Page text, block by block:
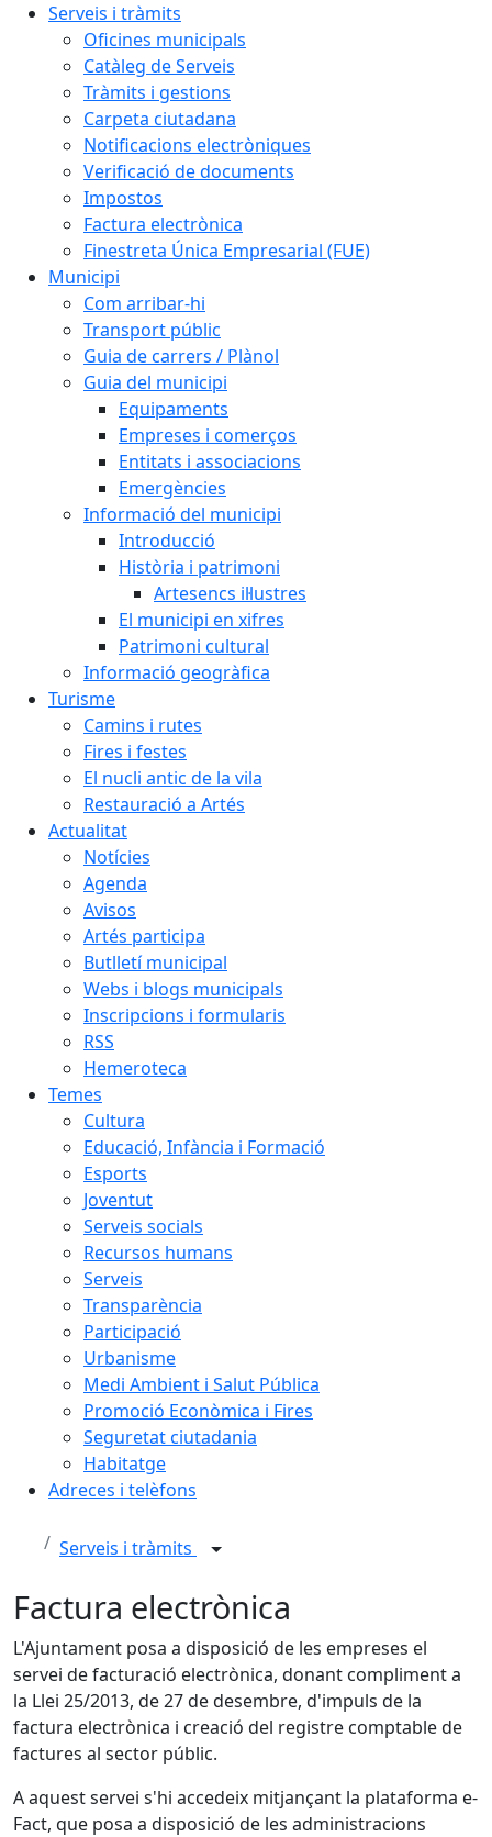
Serveis i tràmits
Oficines municipals
Catàleg de Serveis
Tràmits i gestions
Carpeta ciutadana
Notificacions electròniques
Verificació de documents
Impostos
Factura electrònica
Finestreta Única Empresarial (FUE)
Municipi
Com arribar-hi
Transport públic
Guia de carrers / Plànol
Guia del municipi
Equipaments
Empreses i comerços
Entitats i associacions
Emergències
Informació del municipi
Introducció
Història i patrimoni
Artesencs il·lustres
El municipi en xifres
Patrimoni cultural
Informació geogràfica
Turisme
Camins i rutes
Fires i festes
El nucli antic de la vila
Restauració a Artés
Actualitat
Notícies
Agenda
Avisos
Artés participa
Butlletí municipal
Webs i blogs municipals
Inscripcions i formularis
RSS
Hemeroteca
Temes
Cultura
Educació, Infància i Formació
Esports
Joventut
Serveis socials
Recursos humans
Serveis
Transparència
Participació
Urbanisme
Medi Ambient i Salut Pública
Promoció Econòmica i Fires
Seguretat ciutadania
Habitatge
Adreces i telèfons
Serveis i tràmits
Factura electrònica
L'Ajuntament posa a disposició de les empreses el
servei de facturació electrònica, donant compliment a
la Llei 25/2013, de 27 de desembre, d'impuls de la
factura electrònica i creació del registre comptable de
factures al sector públic.
A aquest servei s'hi accedeix mitjançant la plataforma e-
Fact, que posa a disposició de les administracions